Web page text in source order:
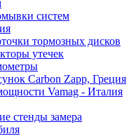
систем
тормозных дисков
утечек
Carbon Zapp, Греция
Vamag - Италия
стенды замера